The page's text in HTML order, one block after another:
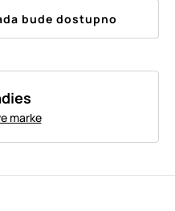
bude dostupno
marke